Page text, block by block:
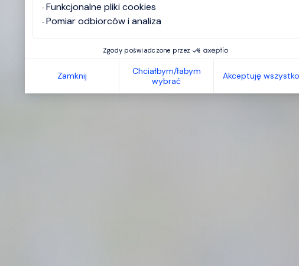
Funkcjonalne pliki cookies
Pomiar odbiorców i analiza
Zgody poświadczone przez
Zamknij
Chciałbym/łabym
wybrać
Akceptuję